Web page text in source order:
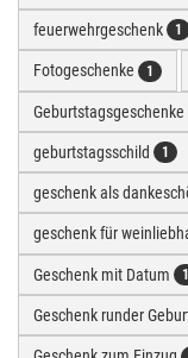
feuerwehrgeschenk 1
Fotogeschenke 1
Geburtstagsgeschenke
geburtstagsschild 1
geschenk als
geschenk für
Geschenk mit Datum 1
Geschenk runder